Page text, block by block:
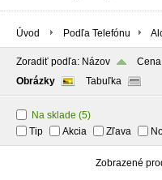
Úvod Podľa Telefónu
Zoradiť podľa: Názov
Cena
Obrázky
Tabuľka
Na sklade (5)
Tip
Akcia Zľava
Zobrazené